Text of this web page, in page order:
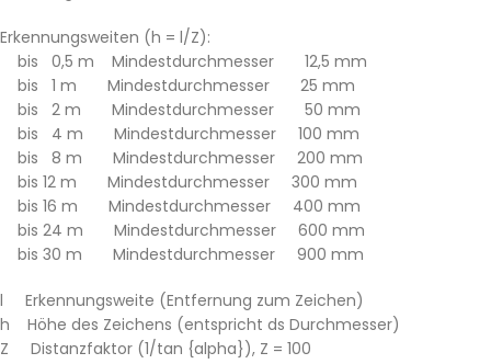
Erkennungsweiten (h = l/Z):
bis 0,5 m Mindestdurchmesser 12,5 mm
bis 1 m Mindestdurchmesser 25 mm
bis 2 m Mindestdurchmesser 50 mm
bis 4 m Mindestdurchmesser 100 mm
bis 8 m Mindestdurchmesser 200 mm
bis 12 m Mindestdurchmesser 300 mm
bis 16 m Mindestdurchmesser 400 mm
bis 24 m Mindestdurchmesser 600 mm
bis 30 m Mindestdurchmesser 900 mm
l Erkennungsweite (Entfernung zum Zeichen)
h Höhe des Zeichens (entspricht ds Durchmesser)
Z Distanzfaktor (1/tan {alpha}), Z = 100